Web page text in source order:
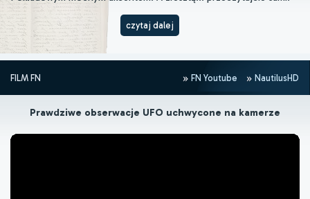
czytaj dalej
FILM FN FN Youtube NautilusHD
Prawdziwe obserwacje UFO uchwycone na kamerze